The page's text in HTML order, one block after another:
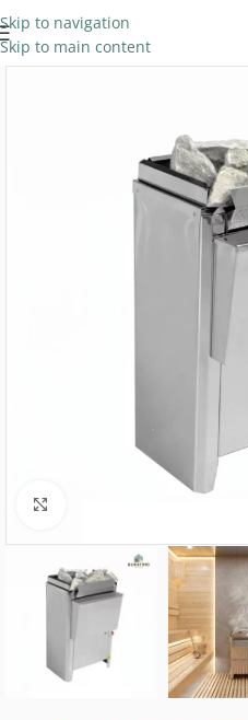
Skip to navigation
Skip to main content